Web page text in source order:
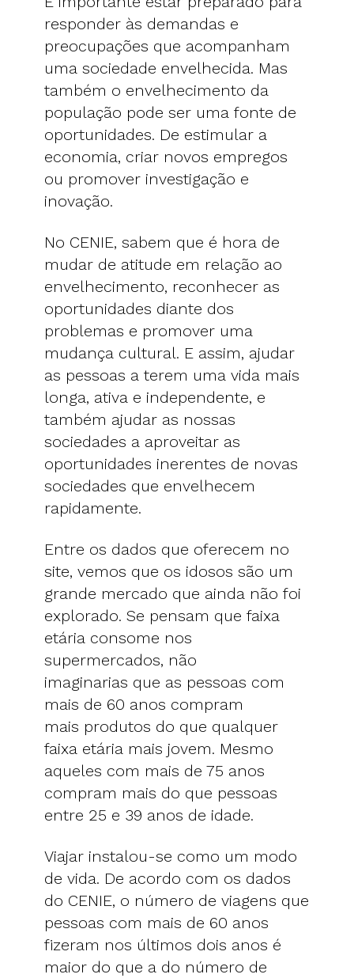
responder às demandas e
preocupações que acompanham
uma sociedade envelhecida. Mas
também o envelhecimento da
população pode ser uma fonte de
oportunidades. De estimular a
economia, criar novos empregos
ou promover investigação e
inovação.
No CENIE, sabem que é hora de
mudar de atitude em relação ao
envelhecimento, reconhecer as
oportunidades diante dos
problemas e promover uma
mudança cultural. E assim, ajudar
as pessoas a terem uma vida mais
longa, ativa e independente, e
também ajudar as nossas
sociedades a aproveitar as
oportunidades inerentes de novas
sociedades que envelhecem
rapidamente.
Entre os dados que oferecem no
site, vemos que os idosos são um
grande mercado que ainda não foi
explorado. Se pensam que faixa
etária consome nos
supermercados, não
imaginarias que as pessoas com
mais de 60 anos compram
mais produtos do que qualquer
faixa etária mais jovem. Mesmo
aqueles com mais de 75 anos
compram mais do que pessoas
entre 25 e 39 anos de idade.
Viajar instalou-se como um modo
de vida. De acordo com os dados
do CENIE, o número de viagens que
pessoas com mais de 60 anos
fizeram nos últimos dois anos é
maior do que a do número de